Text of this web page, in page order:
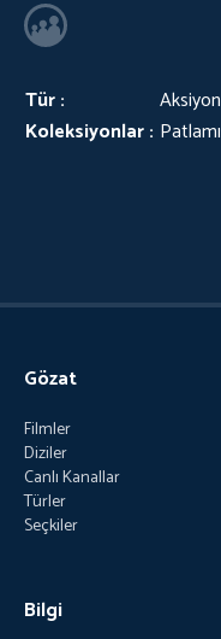
Tür :
Koleksiyonlar :
Gözat
Filmler
Diziler
Canlı Kanallar
Türler
Seçkiler
Bilgi